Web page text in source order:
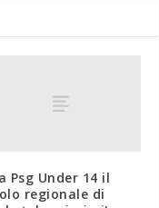
Psg Under 14 il
regionale di